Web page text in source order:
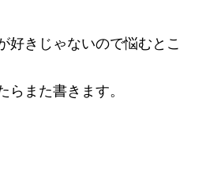
好きじゃないので悩むとこ
らまた書きます。